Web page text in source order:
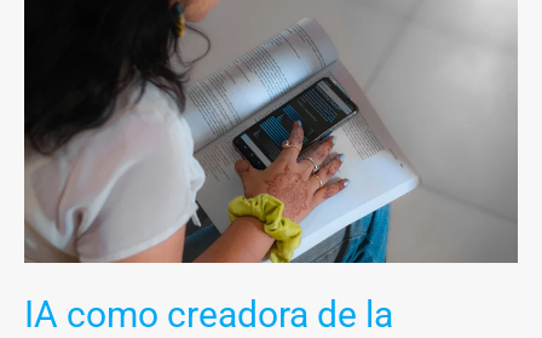
IA como creadora de la
de
adolescentes